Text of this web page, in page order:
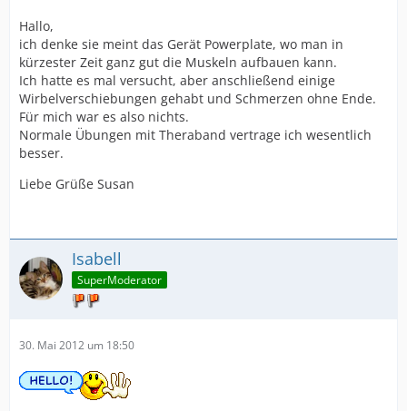
Hallo,
ich denke sie meint das Gerät Powerplate, wo man in
kürzester Zeit ganz gut die Muskeln aufbauen kann.
Ich hatte es mal versucht, aber anschließend einige
Wirbelverschiebungen gehabt und Schmerzen ohne Ende.
Für mich war es also nichts.
Normale Übungen mit Theraband vertrage ich wesentlich
besser.
Liebe Grüße Susan
Isabell
SuperModerator
30. Mai 2012 um 18:50